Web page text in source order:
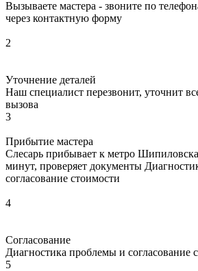
Вызываете мастера - звоните по
через контактную форму
2
Уточнение деталей
Наш специалист перезвонит, уточнит
вызова
3
Прибытие мастера
Слесарь прибывает к метро
минут, проверяет документы
согласование стоимости
4
Согласование
Диагностика проблемы и согласование
5